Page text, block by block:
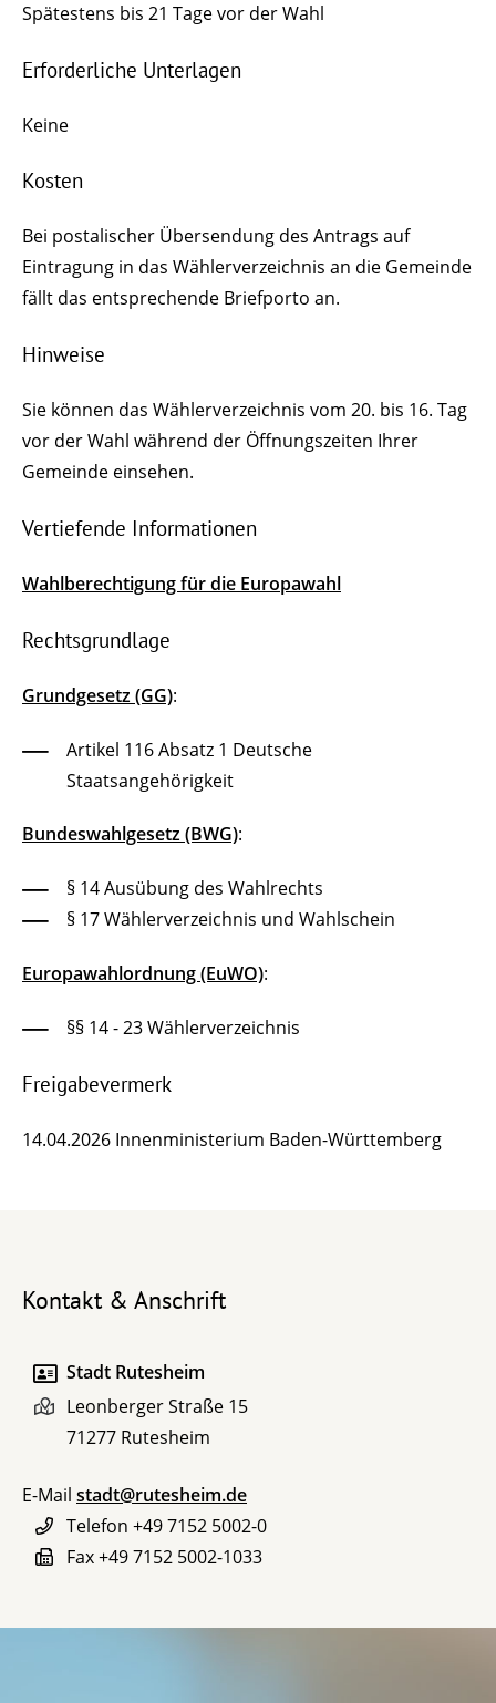
Spätestens bis 21 Tage vor der Wahl
Erforderliche Unterlagen
Keine
Kosten
Bei postalischer Übersendung des Antrags auf
Eintragung in das Wählerverzeichnis an die Gemeinde
fällt das entsprechende Briefporto an.
Hinweise
Sie können das Wählerverzeichnis vom 20. bis 16. Tag
vor der Wahl während der Öffnungszeiten Ihrer
Gemeinde einsehen.
Vertiefende Informationen
Wahlberechtigung für die Europawahl
Rechtsgrundlage
Grundgesetz (GG):
Artikel 116 Absatz 1 Deutsche
Staatsangehörigkeit
Bundeswahlgesetz (BWG):
§ 14 Ausübung des Wahlrechts
§ 17 Wählerverzeichnis und Wahlschein
Europawahlordnung (EuWO):
§§ 14 - 23 Wählerverzeichnis
Freigabevermerk
14.04.2026 Innenministerium Baden-Württemberg
Kontakt & Anschrift
Stadt Rutesheim
Leonberger Straße 15
71277 Rutesheim
E-Mail stadt@rutesheim.de
Telefon +49 7152 5002-0
Fax+49 7152 5002-1033